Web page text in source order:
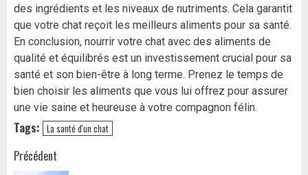
des ingrédients et les niveaux de nutriments. Cela garantit
que votre chat reçoit les meilleurs aliments pour sa santé.
En conclusion, nourrir votre chat avec des aliments de
qualité et équilibrés est un investissement crucial pour sa
santé et son bien-être à long terme. Prenez le temps de
bien choisir les aliments que vous lui offrez pour assurer
une vie saine et heureuse à votre compagnon félin.
Tags: La santé d'un chat
Navigation
Précédent